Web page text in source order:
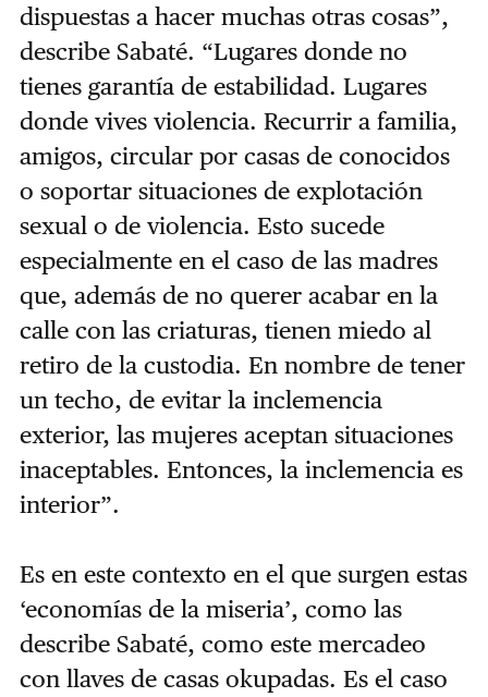
dispuestas a hacer muchas otras cosas”,
describe Sabaté. “Lugares donde no
tienes garantía de estabilidad. Lugares
donde vives violencia. Recurrir a familia,
amigos, circular por casas de conocidos
o soportar situaciones de explotación
sexual o de violencia. Esto sucede
especialmente en el caso de las madres
que, además de no querer acabar en la
calle con las criaturas, tienen miedo al
retiro de la custodia. En nombre de tener
un techo, de evitar la inclemencia
exterior, las mujeres aceptan situaciones
inaceptables. Entonces, la inclemencia es
interior”.
Es en este contexto en el que surgen estas
‘economías de la miseria’, como las
describe Sabaté, como este mercadeo
con llaves de casas okupadas. Es el caso